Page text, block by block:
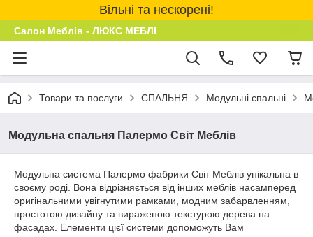
Вільні та нескорені!
Салон Меблів - ЛЮКС МЕБЛІ
Товари та послуги СПАЛЬНЯ Модульні спальні
Модульна спальня Палермо Світ Меблів
Модульна система Палермо фабрики Світ Меблів унікальна в
своєму роді. Вона відрізняється від інших меблів насамперед
оригінальними увігнутими рамками, модним забарвленням,
простотою дизайну та вираженою текстурою дерева на
фасадах. Елементи цієї системи допоможуть Вам